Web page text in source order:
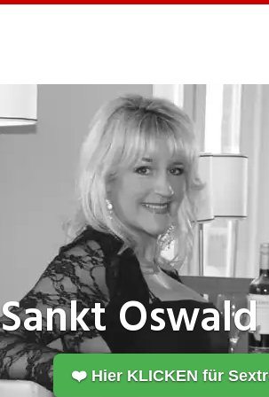
Sankt
❤️ Hier KLICKEN für